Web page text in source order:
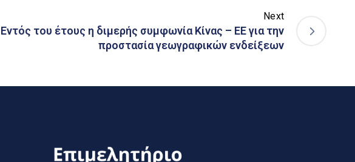
Next
Εντός του έτους η διμερής συμφωνία Κίνας – ΕΕ για την
προστασία γεωγραφικών ενδείξεων